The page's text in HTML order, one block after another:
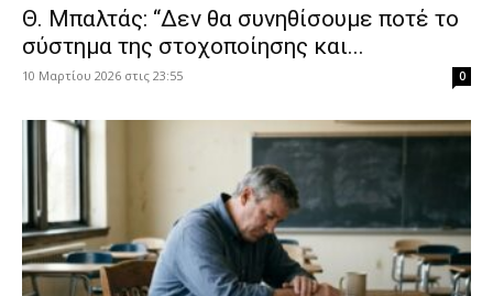
Θ. Μπαλτάς: “Δεν θα συνηθίσουμε ποτέ το
σύστημα της στοχοποίησης και...
10 Μαρτίου 2026 στις 23:55 0